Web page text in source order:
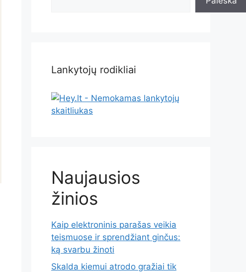
Lankytojų rodikliai
Naujausios
žinios
Kaip elektroninis parašas veikia
teismuose ir sprendžiant ginčus:
ką svarbu žinoti
Skalda kiemui atrodo gražiai tik